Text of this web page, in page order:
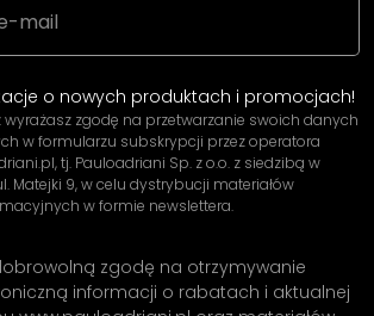
o nowych produktach i promocjach!
wyrażasz zgodę na przetwarzanie swoich danych
w formularzu subskrypcji przez operatora
tj. Pauloadriani Sp. z o.o. z siedzibą w
Matejki 9, w celu dystrybucji materiałów
w formie newslettera.
zgodę na otrzymywanie
informacji o rabatach i aktualnej